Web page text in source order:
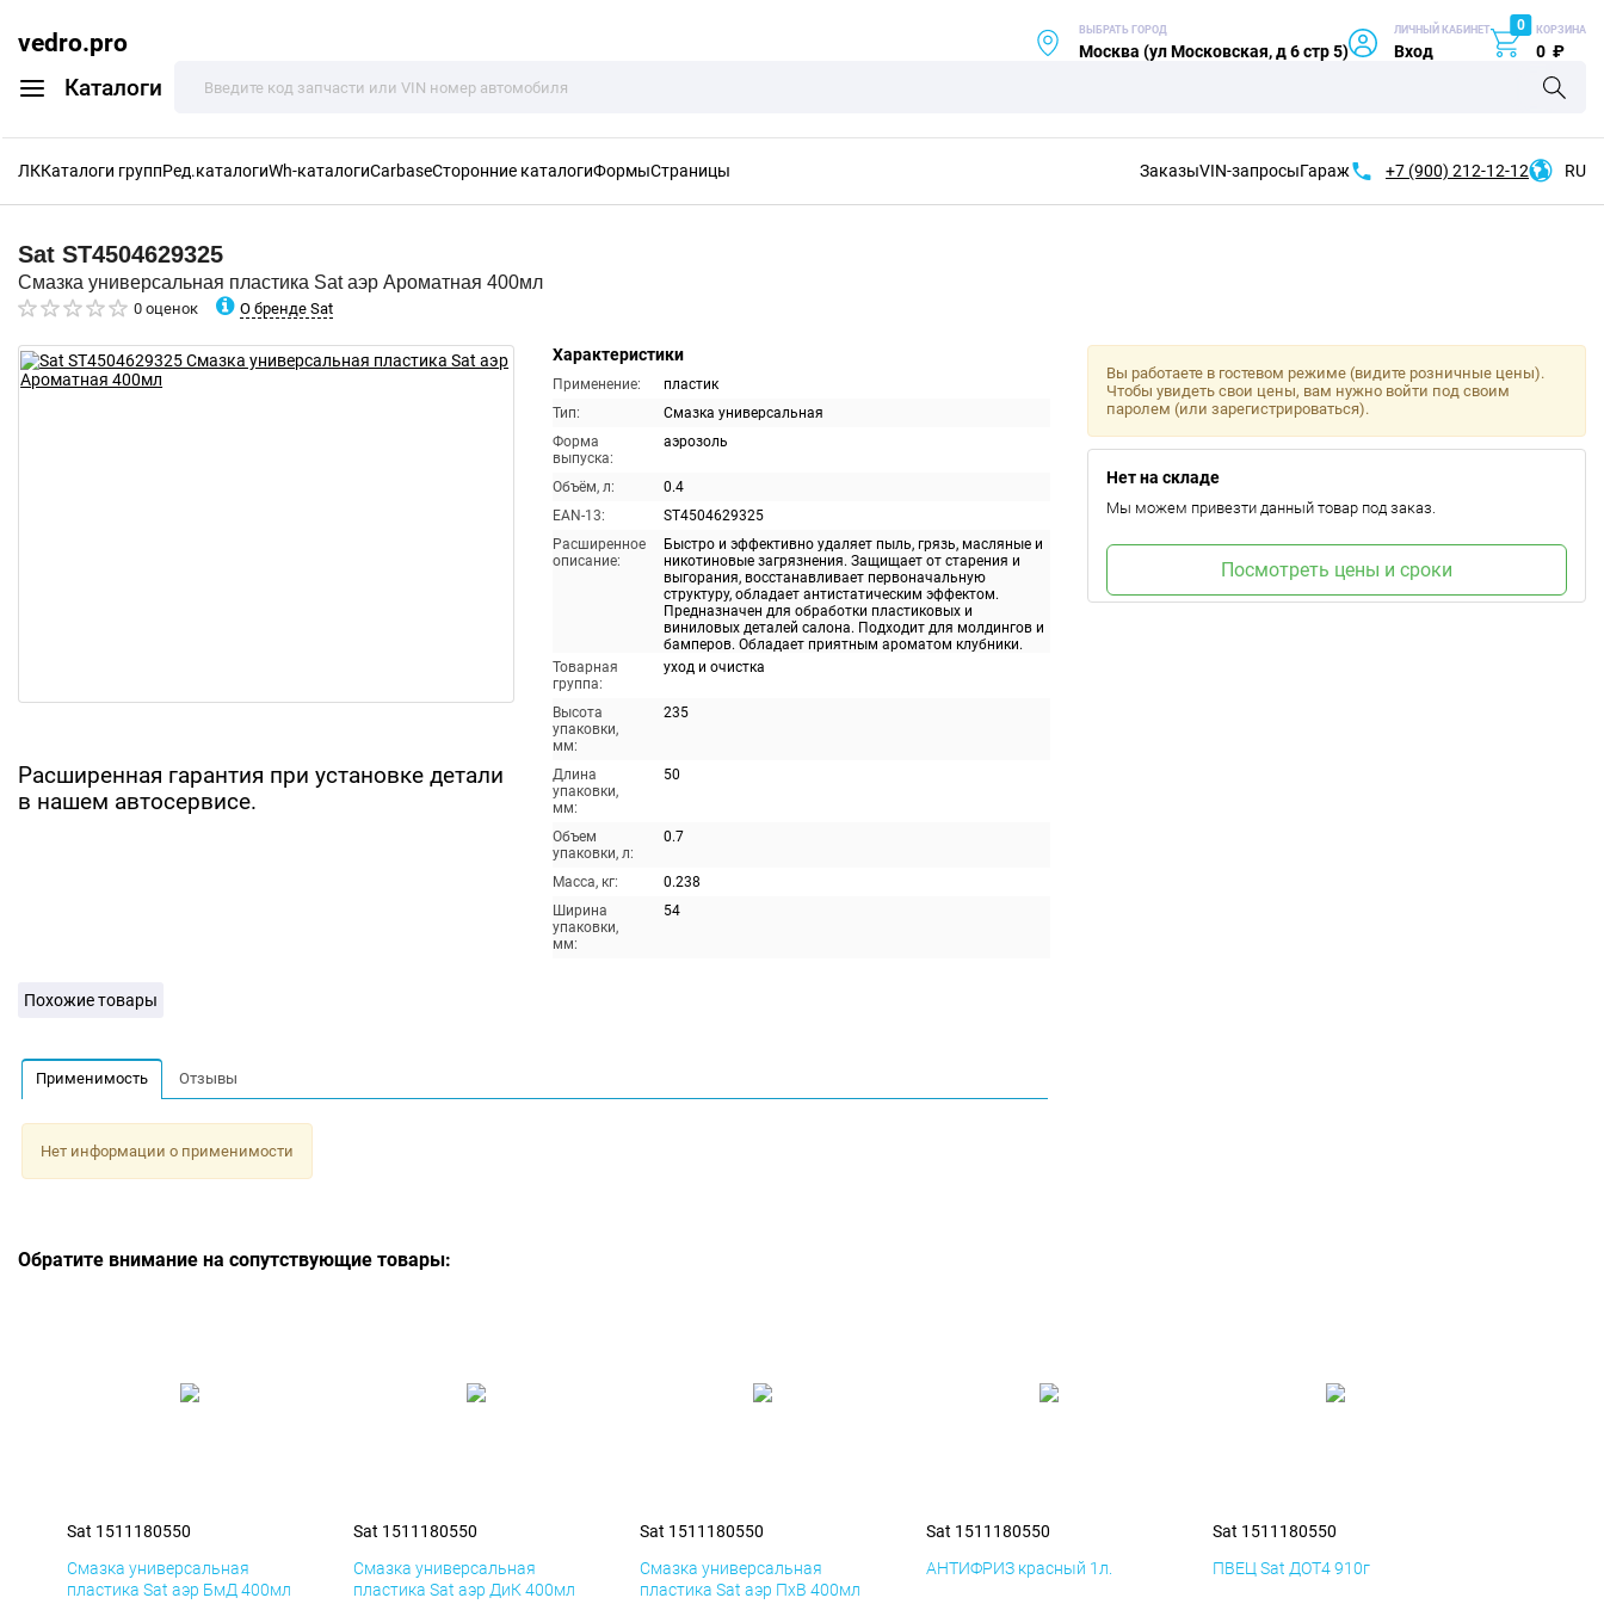
vedro.pro
Каталоги
ВЫБРАТЬ ГОРОД
Москва (ул Московская, д 6 стр 5)
ЛИЧНЫЙ КАБИНЕТ
Вход
0 КОРЗИНА
0 ₽
ЛККаталоги группРед.каталогиWh-каталогиCarbaseСторонние каталогиФормыСтраницы ЗаказыVIN-запросыГараж +7 (900) 212-12-12 RU
Sat ST4504629325
Смазка универсальная пластика Sat аэр Ароматная 400мл
0 оценок О бренде Sat
Расширенная гарантия при установке детали
в нашем автосервисе.
Характеристики
Применение:
пластик
Тип:
Смазка универсальная
Форма
выпуска:
аэрозоль
Объём, л:
0.4
EAN-13:
ST4504629325
Расширенное
описание:
Быстро и эффективно удаляет пыль, грязь, масляные и
никотиновые загрязнения. Защищает от старения и
выгорания, восстанавливает первоначальную
структуру, обладает антистатическим эффектом.
Предназначен для обработки пластиковых и
виниловых деталей салона. Подходит для молдингов и
бамперов. Обладает приятным ароматом клубники.
Товарная
группа:
уход и очистка
Высота
упаковки,
мм:
235
Длина
упаковки,
мм:
50
Объем
упаковки, л:
0.7
Масса, кг:
0.238
Ширина
упаковки,
мм:
54
Вы работаете в гостевом режиме (видите розничные цены).
Чтобы увидеть свои цены, вам нужно войти под своим
паролем (или зарегистрироваться).
Нет на складе
Мы можем привезти данный товар под заказ.
Посмотреть цены и сроки
Похожие товары
Применимость Отзывы
Нет информации о применимости
Обратите внимание на сопутствующие товары:
Sat 1511180550
Смазка универсальная
пластика Sat аэр БмД 400мл
Sat 1511180550
Смазка универсальная
пластика Sat аэр ДиК 400мл
Sat 1511180550
Смазка универсальная
пластика Sat аэр ПхВ 400мл
Sat 1511180550
АНТИФРИЗ красный 1л.
Sat 1511180550
ПВЕЦ Sat ДОТ4 910г